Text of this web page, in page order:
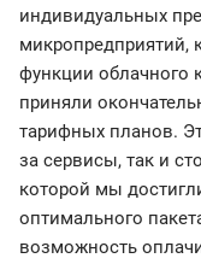
индивидуальных
функции облачного
приняли
тарифных планов.
за сервисы, так и
которой мы
оптимального
возможность